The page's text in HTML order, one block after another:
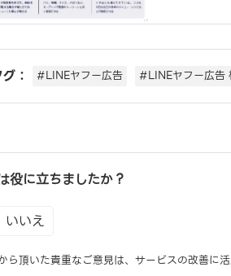
： #LINEヤフー広告 #LINEヤフー広告
役に立ちましたか？
いいえ
頂いた貴重なご意見は、サービスの改善に活